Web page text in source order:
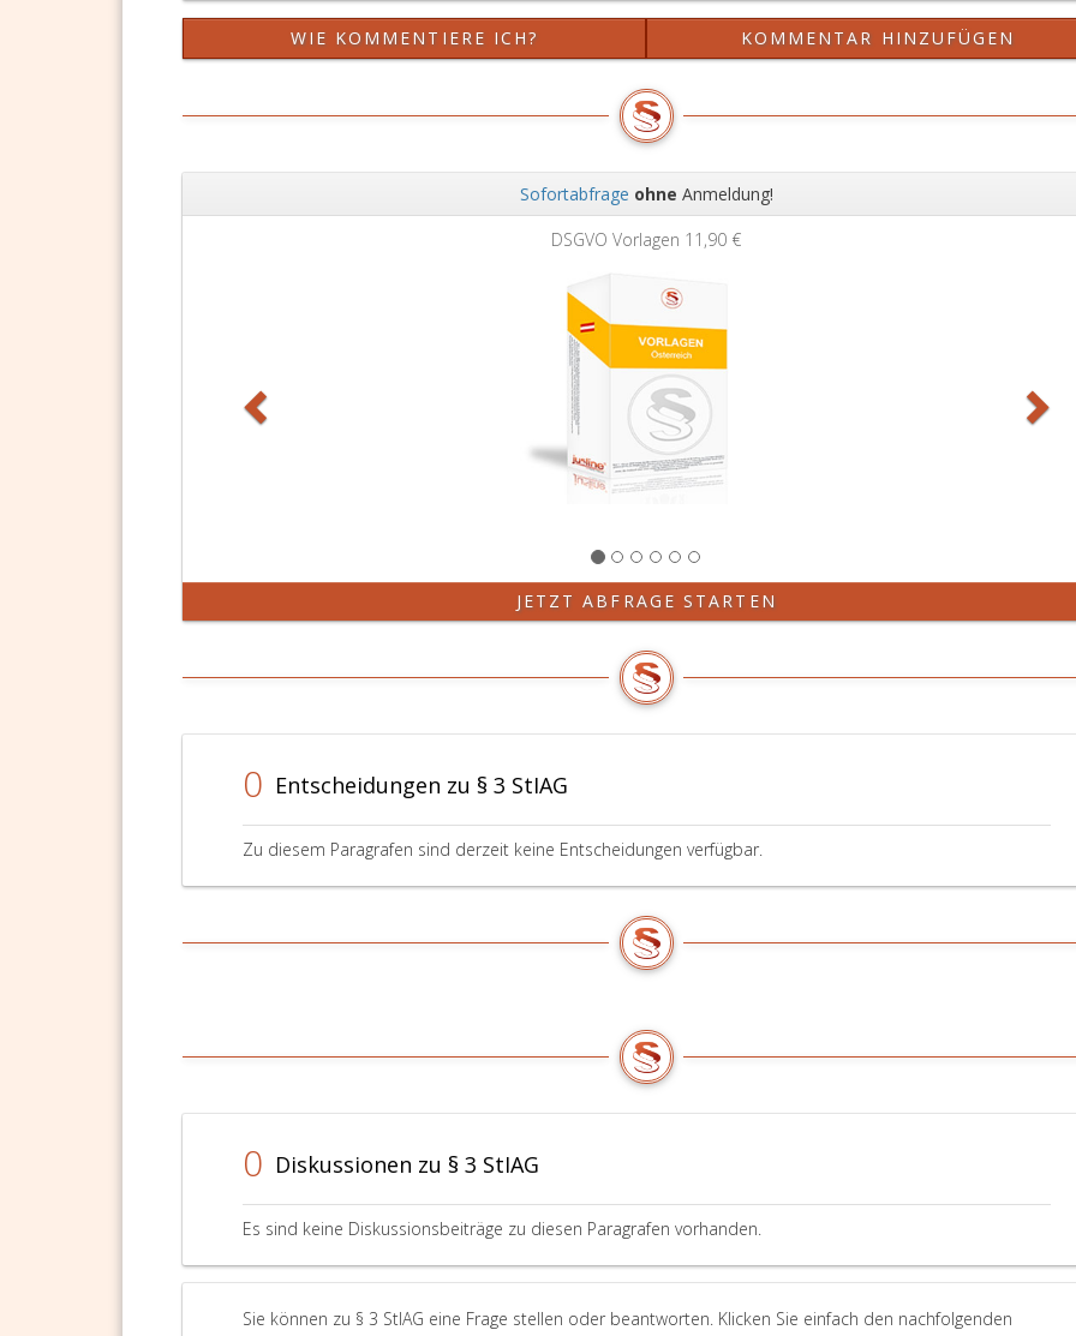
WIE KOMMENTIERE ICH? KOMMENTAR HINZUFÜGEN
Sofortabfrage ohne Anmeldung!
JETZT ABFRAGE STARTEN
0 Entscheidungen zu § 3 StIAG
Zu diesem Paragrafen sind derzeit keine Entscheidungen verfügbar.
0 Diskussionen zu § 3 StIAG
Es sind keine Diskussionsbeiträge zu diesen Paragrafen vorhanden.
Sie können zu § 3 StIAG eine Frage stellen oder beantworten. Klicken Sie einfach den nachfolgenden